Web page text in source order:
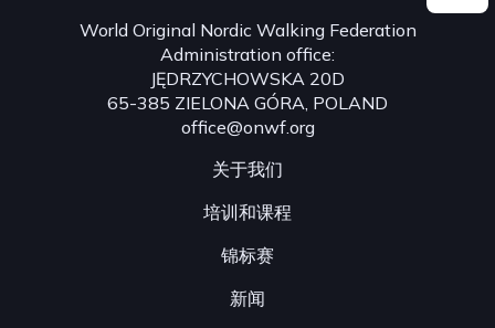
World Original Nordic Walking Federation
Administration office:
JĘDRZYCHOWSKA 20D
65-385 ZIELONA GÓRA, POLAND
office@onwf.org
关于我们
培训和课程
锦标赛
新闻